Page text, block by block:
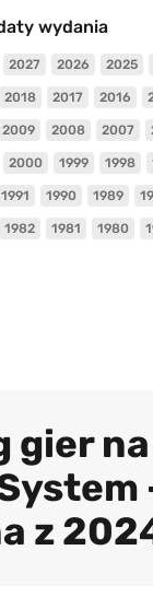
wydania
2027 2026 2025
2018 2017 2016
2009 2008 2007
2000 1999 1998
1991 1990 1989
1982 1981 1980
gier
z